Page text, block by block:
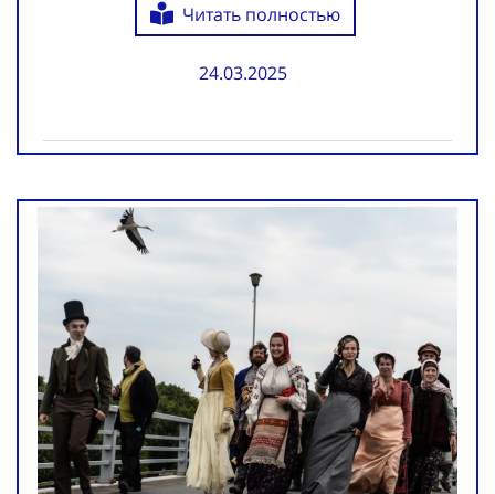
Читать полностью
24.03.2025